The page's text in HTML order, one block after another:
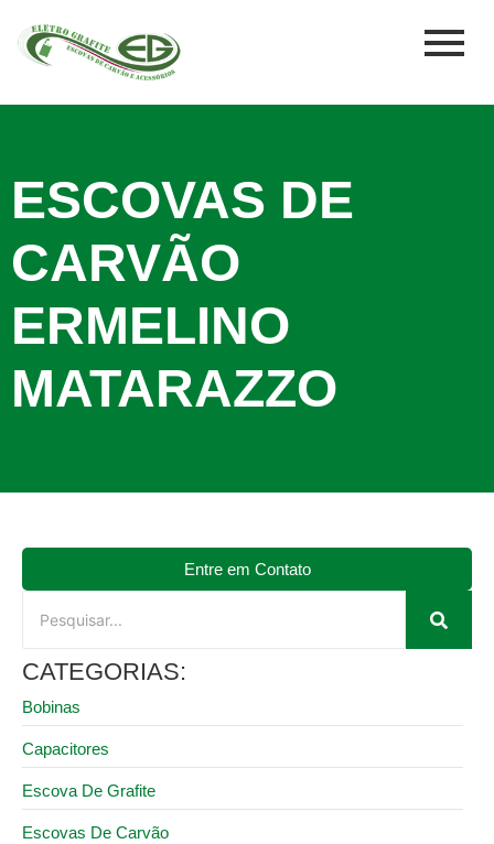
ESCOVAS DE
CARVÃO
ERMELINO
MATARAZZO
Entre em Contato
CATEGORIAS:
Bobinas
Capacitores
Escova De Grafite
Escovas De Carvão